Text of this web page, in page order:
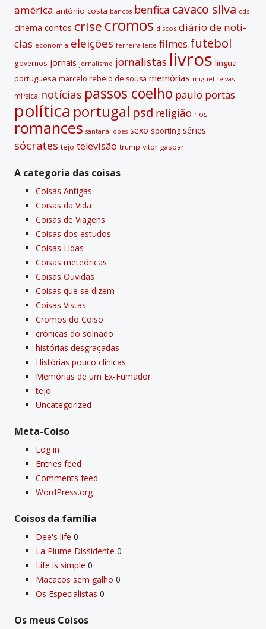
américa antónio costa bancos benfica cavaco silva cds
cinema contos crise cromos discos diário de notí­
cias economia eleições ferreira leite filmes futebol
governos jornais jornalismo jornalistas livros lí­ngua
portuguesa marcelo rebelo de sousa memórias miguel relvas
míºsica notí­cias passos coelho paulo portas
polí­tica portugal psd religião rios
romances santana lopes sexo sporting séries
sócrates tejo televisão trump vitor gaspar
A categoria das coisas
Coisas Antigas
Coisas da Vida
Coisas de Viagens
Coisas dos estudos
Coisas Lidas
Coisas meteóricas
Coisas Ouvidas
Coisas que se dizem
Coisas Vistas
Cromos do Coiso
crónicas do solnado
histórias desgraçadas
Histórias pouco clí­nicas
Memórias de um Ex-Fumador
tejo
Uncategorized
Meta-Coiso
Log in
Entries feed
Comments feed
WordPress.org
Coisos da famí­lia
Dee's life 0
La Plume Dissidente 0
Life is simple 0
Macacos sem galho 0
Os Especialistas 0
Os meus Coisos